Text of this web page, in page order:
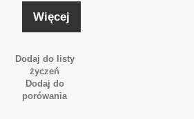
Więcej
Dodaj do listy
życzeń
Dodaj do
porówania